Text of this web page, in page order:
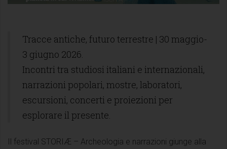
Tracce antiche, futuro terrestre | 30 maggio-
3 giugno 2026.
Incontri tra studiosi italiani e internazionali,
narrazioni popolari, mostre, laboratori,
escursioni, concerti e proiezioni per
esplorare il presente.
Il festival STORIÆ – Archeologia e narrazioni giunge alla